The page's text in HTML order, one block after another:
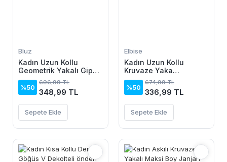
Bluz
Kadın Uzun Kollu
Geometrik Yakalı Gipe
Detaylı Krep Bluz
%50
696,99 TL
348,99 TL
Sepete Ekle
Elbise
Kadın Uzun Kollu
Kruvaze Yaka
Yanlardan Büzgülü
Kadife Elbise
%50
674,99 TL
336,99 TL
Sepete Ekle